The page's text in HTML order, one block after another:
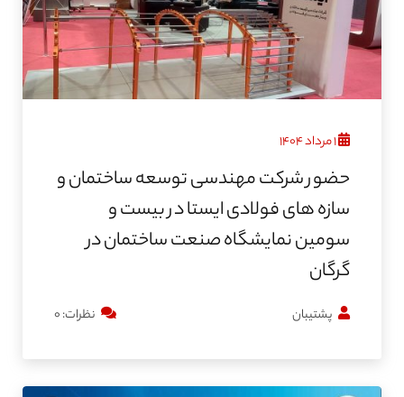
۱ مرداد ۱۴۰۴
حضور شرکت مهندسی توسعه ساختمان و
سازه های فولادی ایستا در بیست و
سومین نمایشگاه صنعت ساختمان در
گرگان
پشتیبان نظرات: ۰